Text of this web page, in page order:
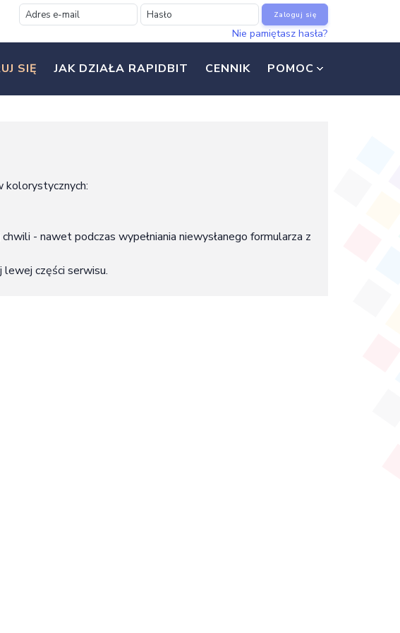
Zaloguj się
Nie pamiętasz hasła?
SIĘ JAK DZIAŁA RAPIDBIT CENNIK POMOC
kolorystycznych:
- nawet podczas wypełniania niewysłanego formularza z
lewej części serwisu.